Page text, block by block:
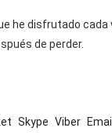
he disfrutado cada
de perder.
Skype Viber Email